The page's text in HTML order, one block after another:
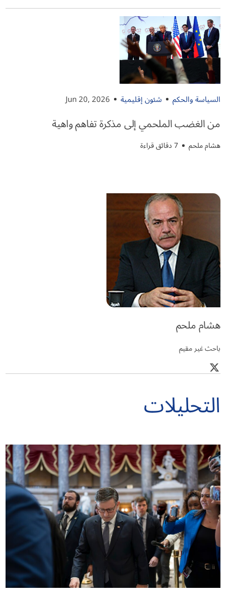
السياسة والحكم شئون إقليمية Jun 20, 2026
من الغضب الملحمي إلى مذكرة تفاهم واهية
هشام ملحم 7 دقائق قراءة
هشام ملحم
باحث غير مقيم
التحليلات